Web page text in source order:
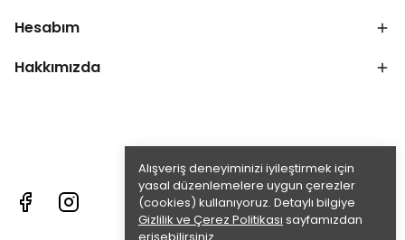
Alışveriş deneyiminizi iyileştirmek için
yasal düzenlemelere uygun çerezler
(cookies) kullanıyoruz. Detaylı bilgiye
Gizlilik ve Çerez Politikası sayfamızdan
Hesabım
Hakkımızda